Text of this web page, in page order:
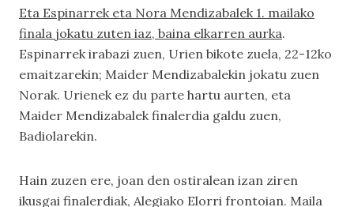
Eta Espinarrek eta Nora Mendizabalek 1. mailako
finala jokatu zuten iaz, baina elkarren aurka.
Espinarrek irabazi zuen, Urien bikote zuela, 22-12ko
emaitzarekin; Maider Mendizabalekin jokatu zuen
Norak. Urienek ez du parte hartu aurten, eta
Maider Mendizabalek finalerdia galdu zuen,
Badiolarekin.
Hain zuzen ere, joan den ostiralean izan ziren
ikusgai finalerdiak, Alegiako Elorri frontoian. Maila